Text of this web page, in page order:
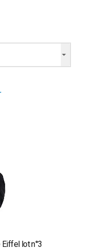
lot n°3